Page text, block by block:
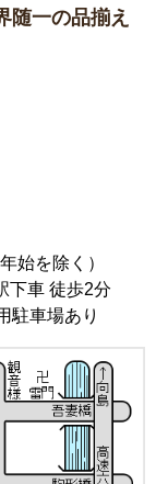
随一の品揃え
始を除く）
下車 徒歩2分
駐車場あり